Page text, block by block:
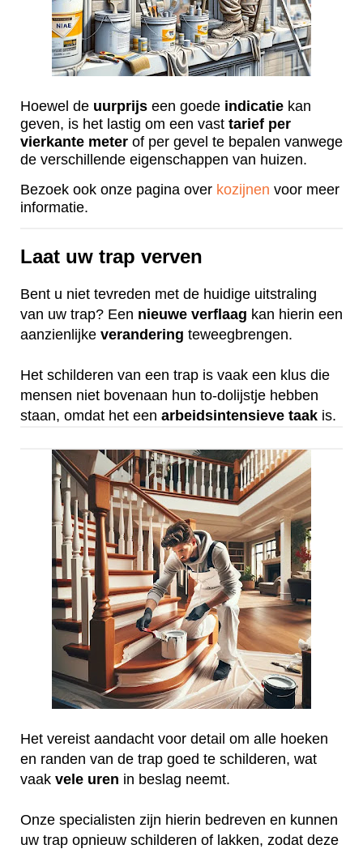
Hoewel de uurprijs een goede indicatie kan
geven, is het lastig om een vast tarief per
vierkante meter of per gevel te bepalen vanwege
de verschillende eigenschappen van huizen.
Bezoek ook onze pagina over kozijnen voor meer
informatie.
Laat uw trap verven
Bent u niet tevreden met de huidige uitstraling
van uw trap? Een nieuwe verflaag kan hierin een
aanzienlijke verandering teweegbrengen.
Het schilderen van een trap is vaak een klus die
mensen niet bovenaan hun to-dolijstje hebben
staan, omdat het een arbeidsintensieve taak is.
Het vereist aandacht voor detail om alle hoeken
en randen van de trap goed te schilderen, wat
vaak vele uren in beslag neemt.
Onze specialisten zijn hierin bedreven en kunnen
uw trap opnieuw schilderen of lakken, zodat deze